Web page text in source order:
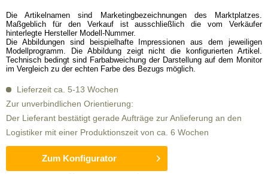
Die Artikelnamen sind Marketingbezeichnungen des Marktplatzes.
Maßgeblich für den Verkauf ist ausschließlich die vom Verkäufer
hinterlegte Hersteller Modell-Nummer.
Die Abbildungen sind beispielhafte Impressionen aus dem jeweiligen
Modellprogramm. Die Abbildung zeigt nicht die konfigurierten Artikel.
Technisch bedingt sind Farbabweichung der Darstellung auf dem Monitor
im Vergleich zu der echten Farbe des Bezugs möglich.
Lieferzeit ca. 5-13 Wochen
Zur unverbindlichen Orientierung:
Der Lieferant bestätigt gerade Aufträge zur Anlieferung an den
Logistiker mit einer Produktionszeit von ca. 6 Wochen
Zum Konfigurator